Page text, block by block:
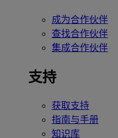
成为合作伙伴
查找合作伙伴
集成合作伙伴
支持
获取支持
指南与手册
知识库